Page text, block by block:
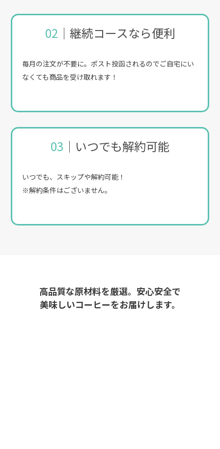
02 ｜継続コースなら便利
毎月の注文が不要に。ポスト投函されるのでご自宅にい
なくても商品を受け取れます！
03 ｜いつでも解約可能
いつでも、スキップや解約可能！
※解約条件はございません。
高品質な原材料を厳選。安心安全で
美味しいコーヒーをお届けします。